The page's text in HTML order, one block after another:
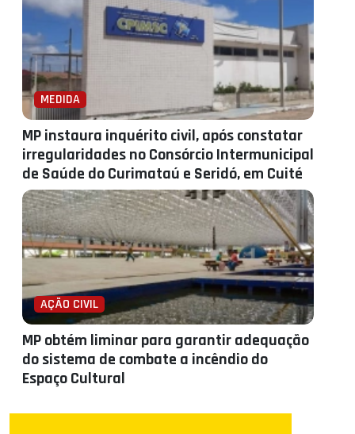
MEDIDA
MP instaura inquérito civil, após constatar
irregularidades no Consórcio Intermunicipal
de Saúde do Curimataú e Seridó, em Cuité
AÇÃO CIVIL
MP obtém liminar para garantir adequação
do sistema de combate a incêndio do
Espaço Cultural